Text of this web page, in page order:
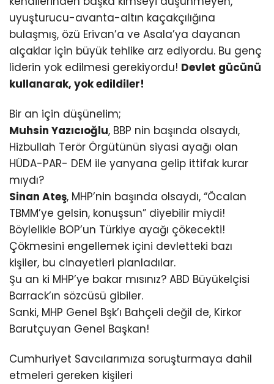
uyuşturucu-avanta-altın kaçakçılığına
bulaşmış, özü Erivan’a ve Asala’ya dayanan
alçaklar için büyük tehlike arz ediyordu. Bu genç
liderin yok edilmesi gerekiyordu! Devlet gücünü
kullanarak, yok edildiler!
Bir an için düşünelim;
Muhsin Yazıcıoğlu, BBP nin başında olsaydı,
Hizbullah Terör Örgütünün siyasi ayağı olan
HÜDA-PAR- DEM ile yanyana gelip ittifak kurar
mıydı?
Sinan Ateş, MHP’nin başında olsaydı, “Öcalan
TBMM’ye gelsin, konuşsun” diyebilir miydi!
Böylelikle BOP’un Türkiye ayağı çökecekti!
Çökmesini engellemek içini devletteki bazı
kişiler, bu cinayetleri planladılar.
Şu an ki MHP’ye bakar mısınız? ABD Büyükelçisi
Barrack’ın sözcüsü gibiler.
Sanki, MHP Genel Bşk’ı Bahçeli değil de, Kirkor
Barutçuyan Genel Başkan!
Cumhuriyet Savcılarımıza soruşturmaya dahil
etmeleri gereken kişileri